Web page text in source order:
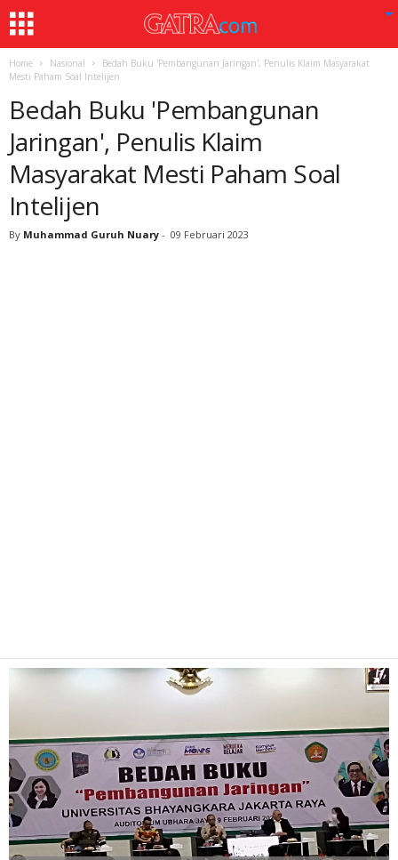
Home Nasional
Bedah Buku 'Pembangunan Jaringan', Penulis Klaim Masyarakat
Mesti Paham Soal Intelijen
Bedah Buku 'Pembangunan
Jaringan', Penulis Klaim
Masyarakat Mesti Paham Soal
Intelijen
By Muhammad Guruh Nuary - 09 Februari 2023